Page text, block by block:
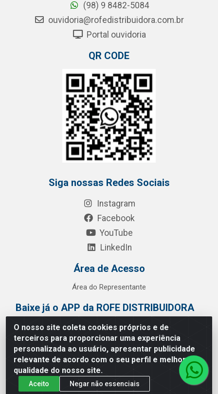
O nosso site coleta cookies próprios e de
terceiros para proporcionar uma experiência
personalizada ao usuário, apresentar publicidade
relevante de acordo com o seu perfil e melhorar a
qualidade do nosso site.
Aceito Negar não essenciais
(98) 9 8482-5084
ouvidoria@rofedistribuidora.com.br
Portal ouvidoria
QR CODE
Siga nossas Redes Sociais
Instagram
Facebook
YouTube
LinkedIn
Área de Acesso
Área do Representante
Baixe já o APP da ROFE DISTRIBUIDORA